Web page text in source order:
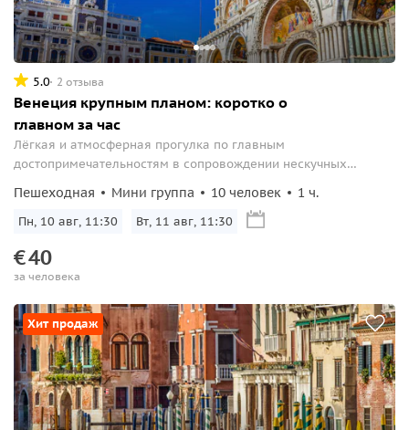
5.0 2 отзыва
Венеция крупным планом: коротко о
главном за час
Лёгкая и атмосферная прогулка по главным
достопримечательностям в сопровождении нескучных
Пешеходная Мини группа 10 человек 1 ч.
Пн, 10 авг, 11:30 Вт, 11 авг, 11:30
€40
за человека
Хит продаж